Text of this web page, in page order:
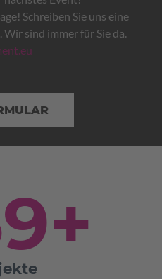
Schreiben Sie uns eine
sind immer für Sie da.
+